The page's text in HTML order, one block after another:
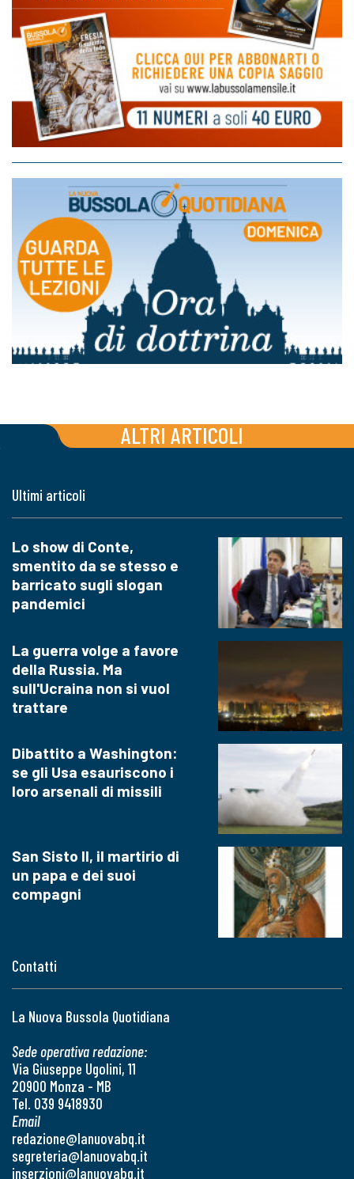
ALTRI ARTICOLI
Contatti
La Nuova Bussola Quotidiana
Sede operativa redazione:
Via Giuseppe Ugolini, 11
20900 Monza - MB
Tel. 039 9418930
Email
redazione@lanuovabq.it
segreteria@lanuovabq.it
inserzioni@lanuovabq.it
Ultimi articoli
Lo show di Conte,
smentito da se stesso e
barricato sugli slogan
pandemici
La guerra volge a favore
della Russia. Ma
sull'Ucraina non si vuol
trattare
Dibattito a Washington:
se gli Usa esauriscono i
loro arsenali di missili
San Sisto II, il martirio di
un papa e dei suoi
compagni